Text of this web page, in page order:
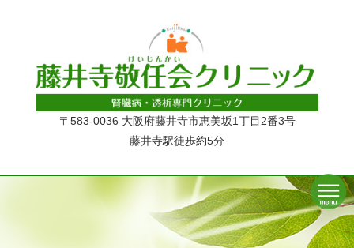
〒583-0036 大阪府藤井寺市恵美坂1丁目2番3号
藤井寺駅徒歩約5分